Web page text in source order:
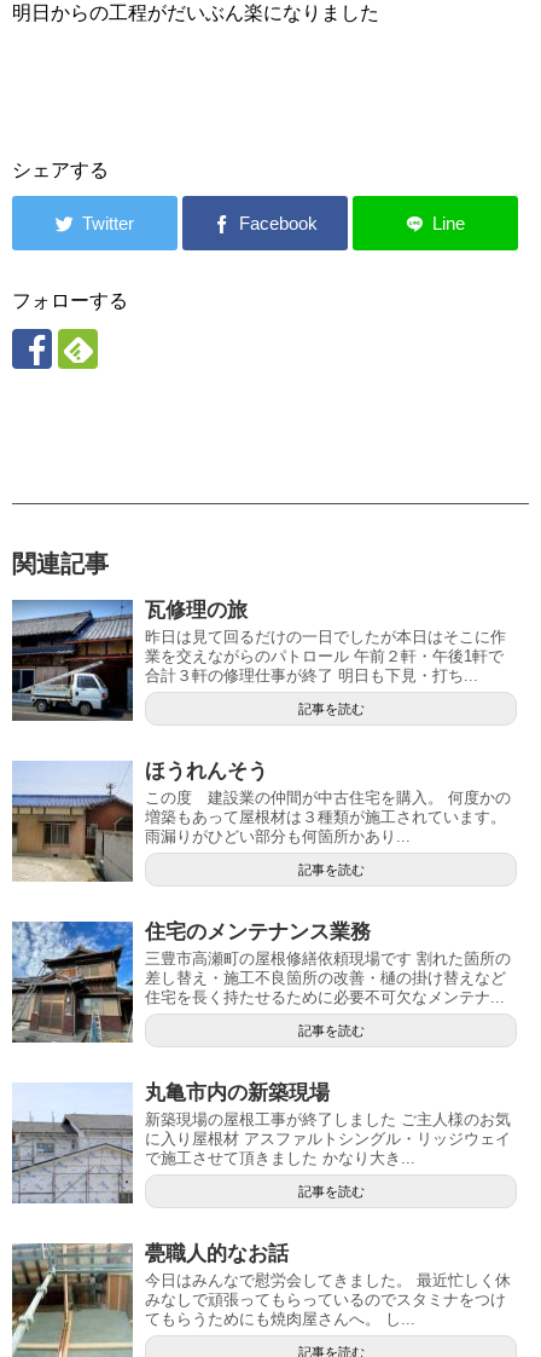
明日からの工程がだいぶん楽になりました
シェアする
フォローする
関連記事
瓦修理の旅
昨日は見て回るだけの一日でしたが本日はそこに作
業を交えながらのパトロール 午前２軒・午後1軒で
合計３軒の修理仕事が終了 明日も下見・打ち...
記事を読む
ほうれんそう
この度 建設業の仲間が中古住宅を購入。 何度かの
増築もあって屋根材は３種類が施工されています。
雨漏りがひどい部分も何箇所かあり...
記事を読む
住宅のメンテナンス業務
三豊市高瀬町の屋根修繕依頼現場です 割れた箇所の
差し替え・施工不良箇所の改善・樋の掛け替えなど
住宅を長く持たせるために必要不可欠なメンテナ...
記事を読む
丸亀市内の新築現場
新築現場の屋根工事が終了しました ご主人様のお気
に入り屋根材 アスファルトシングル・リッジウェイ
で施工させて頂きました かなり大き...
記事を読む
甍職人的なお話
今日はみんなで慰労会してきました。 最近忙しく休
みなしで頑張ってもらっているのでスタミナをつけ
てもらうためにも焼肉屋さんへ。 し...
記事を読む